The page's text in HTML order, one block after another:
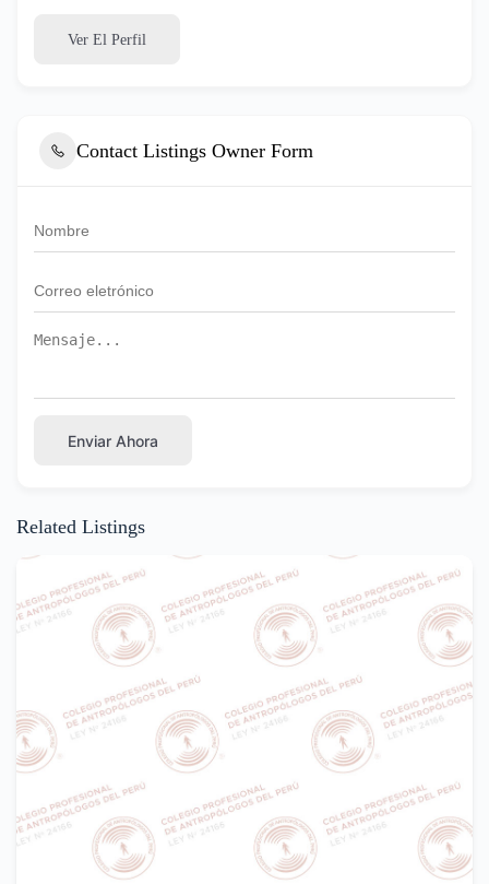
Ver El Perfil
Contact Listings Owner Form
Enviar Ahora
Related Listings